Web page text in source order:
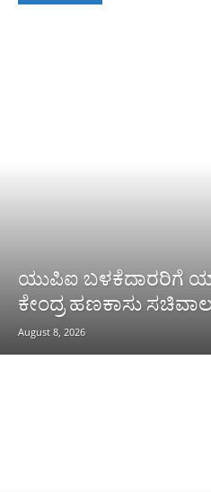
ಯುಪಿಐ ಬಳಕೆದಾರರಿಗೆ
ಕೇಂದ್ರ ಹಣಕಾಸು
August 8, 2026